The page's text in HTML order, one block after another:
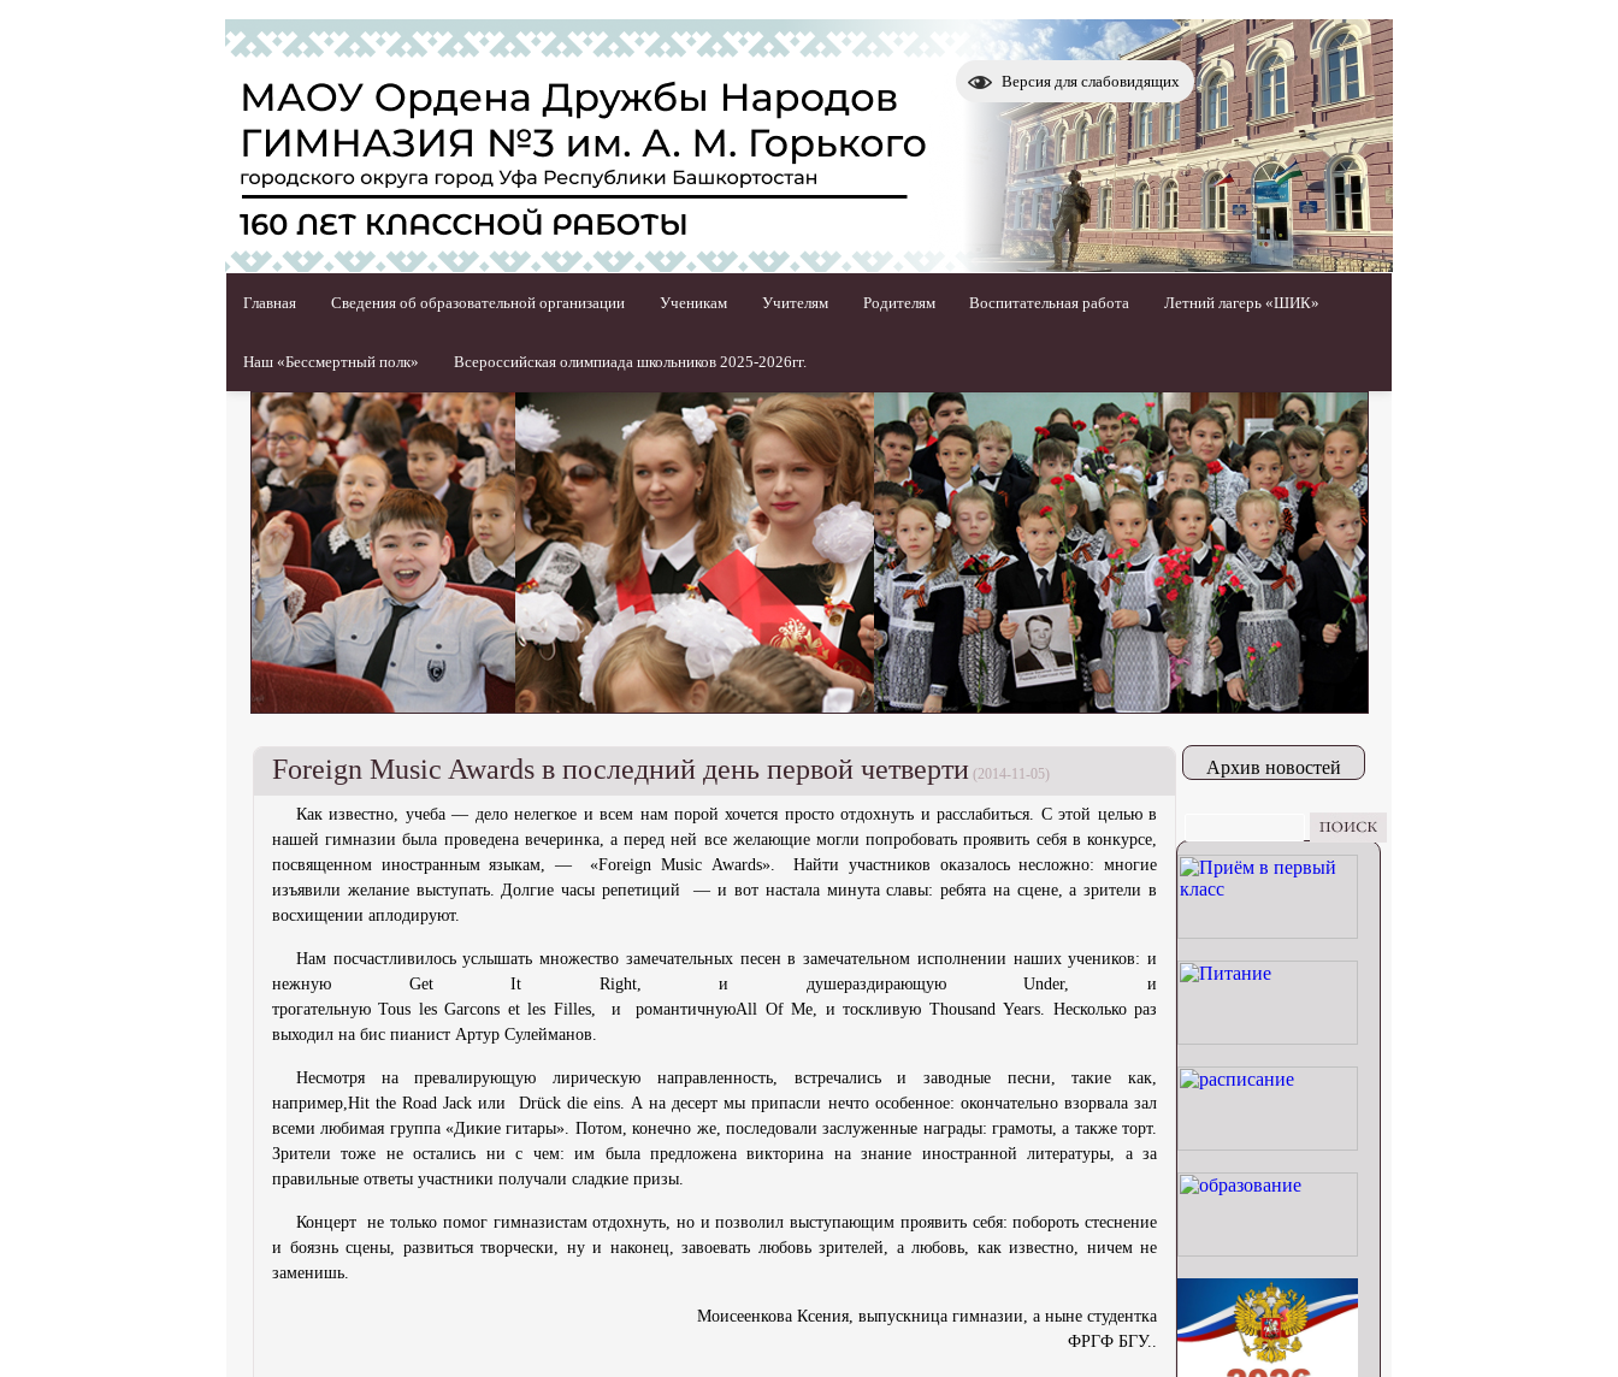
Версия для слабовидящих
Главная Сведения об образовательной организации Ученикам Учителям Родителям Воспитательная работа Летний лагерь «ШИК»
Наш «Бессмертный полк» Всероссийская олимпиада школьников 2025-2026гг.
Foreign Music Awards в последний день первой четверти (2014-11-05)
Как известно, учеба — дело нелегкое и всем нам порой хочется просто отдохнуть и расслабиться. С этой целью в
нашей гимназии была проведена вечеринка, а перед ней все желающие могли попробовать проявить себя в конкурсе,
посвященном иностранным языкам, — «Foreign Music Awards».
Найти участников оказалось несложно: многие
изъявили желание выступать. Долгие часы репетиций — и вот настала минута славы: ребята на сцене, а зрители в
восхищении аплодируют.
Нам посчастливилось услышать множество замечательных песен в замечательном исполнении наших учеников: и
нежную Get It Right, и душераздирающую Under, и
трогательную Tous les Garcons et les Filles, и романтичнуюAll Of Me, и тоскливую Thousand Years. Несколько раз
выходил на бис пианист Артур Сулейманов.
Несмотря на превалирующую лирическую направленность, встречались и заводные песни, такие как,
например,Hit the Road Jack или Drück die eins. А на десерт мы припасли нечто особенное: окончательно взорвала зал
всеми любимая группа «Дикие гитары». Потом, конечно же, последовали заслуженные награды: грамоты, а также торт.
Зрители тоже не остались ни с чем: им была предложена викторина на знание иностранной литературы, а за
правильные ответы участники получали сладкие призы.
Концерт не только помог гимназистам отдохнуть, но и позволил выступающим проявить себя: побороть стеснение
и боязнь сцены, развиться творчески, ну и наконец, завоевать любовь зрителей, а любовь, как известно, ничем не
заменишь.
Моисеенкова Ксения, выпускница гимназии, а ныне студентка
ФРГФ БГУ..
Архив новостей